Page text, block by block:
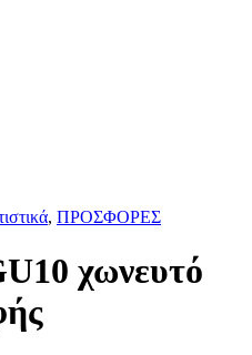
, ΠΡΟΣΦΟΡΕΣ
χωνευτό